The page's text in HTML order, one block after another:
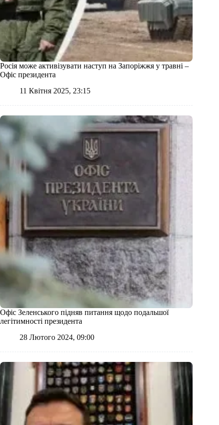
Росія може активізувати наступ на Запоріжжя у травні –
Офіс президента
11 Квітня 2025, 23:15
Офіс Зеленського підняв питання щодо подальшої
легітимності президента
28 Лютого 2024, 09:00